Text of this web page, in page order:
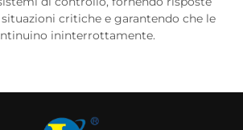
critiche e garantendo che le
ininterrottamente.